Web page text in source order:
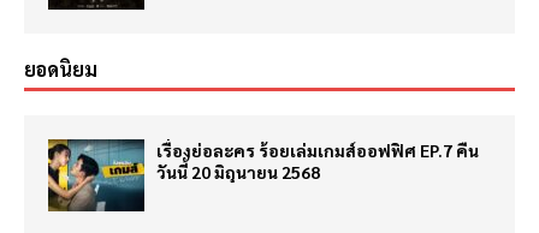
ยอดนิยม
เรื่องย่อละคร ร้อยเล่มเกมส์ออฟฟิศ EP.7 คืน
วันนี้ 20 มิถุนายน 2568